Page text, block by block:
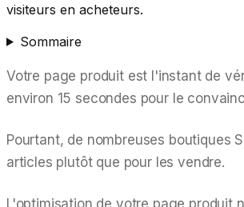
visiteurs en acheteurs.
Sommaire
Votre page produit est l'instant de
environ 15 secondes pour le
Pourtant, de nombreuses boutiques
articles plutôt que pour lesvendre.
L'optimisation de votre page produit